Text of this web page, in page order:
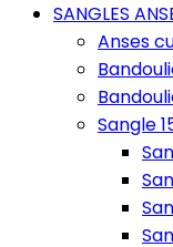
SANGLES
Anses
Sangle